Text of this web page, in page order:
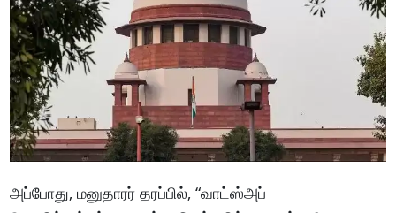
அப்போது, ​​மனுதாரர் தரப்பில், “வாட்ஸ்அப்